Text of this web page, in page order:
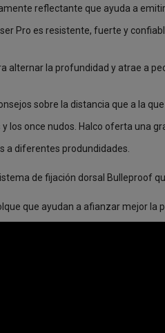
reflectante que ayuda a
Pro es resistente, fuerte y
alternar la profundidad y atrae a
sobre la distancia que a la
los once nudos. Halco oferta una
a diferentes produndidades.
de fijación dorsal Bulleproof
que ayudan a afianzar mejor